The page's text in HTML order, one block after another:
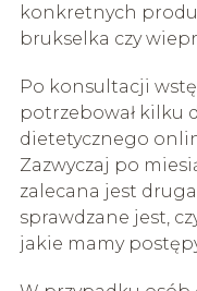
konkretnych
brukselka czy
Po konsultacji
potrzebował kilku
dietetycznego
Zazwyczaj po
zalecana jest
sprawdzane jest,
jakie mamy